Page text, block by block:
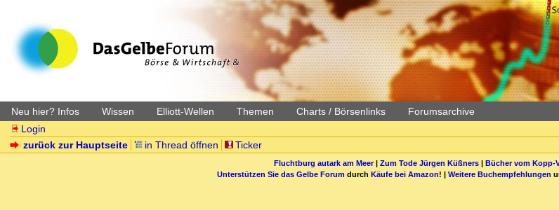
Neu hier? Infos Wissen Elliott-Wellen Themen Charts / Börsenlinks Forumsarchive
Login
zurück zur Hauptseite
in Thread öffnen Ticker
Fluchtburg autark am Meer| Zum Tode Jürgen Küßners| Bücher vom Kopp-
Unterstützen Sie das Gelbe Forum durch Käufe bei Amazon! | Weitere Buchempfehlungen